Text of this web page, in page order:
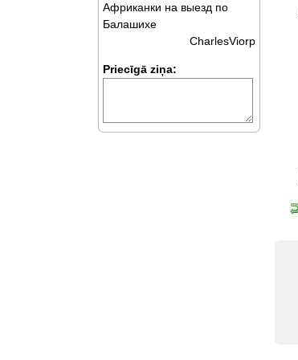
Африканки на выезд по
Балашихе
CharlesViorp
Priecīgā ziņa: